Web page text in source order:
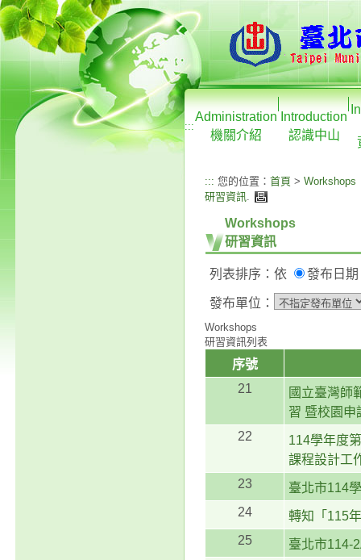
:::
Administration
機關介紹
Introduction
認識中山
::: 您的位置： 首頁 > Workshops
研習資訊.
Workshops
研習資訊
列表排序：依 發布日期
發布單位：
Workshops
研習資訊列表
序號
21
國立臺灣師
習 暨校園申
22
114學年度
課程設計工
23
臺北市114
24
轉知「115
25
臺北市114-